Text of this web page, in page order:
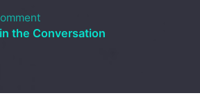
the Conversation